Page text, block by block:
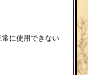
に使用できない